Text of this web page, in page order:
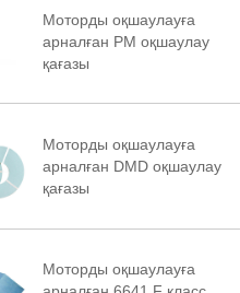
Моторды оқшаулауға
арналған PM оқшаулау
қағазы
Моторды оқшаулауға
арналған DMD оқшаулау
қағазы
Моторды оқшаулауға